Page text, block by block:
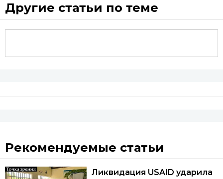
Другие статьи по теме
Рекомендуемые статьи
Ликвидация USAID ударила